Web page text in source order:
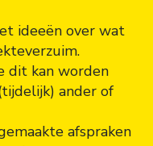
ideeën over wat
dit kan worden
ander of
afspraken